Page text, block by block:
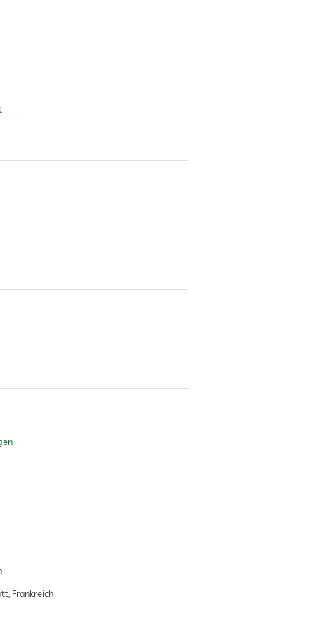
Frankreich